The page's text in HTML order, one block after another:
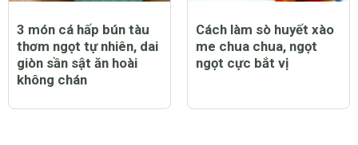
3 món cá hấp bún tàu
thơm ngọt tự nhiên, dai
giòn sần sật ăn hoài
không chán
Cách làm sò huyết xào
me chua chua, ngọt
ngọt cực bắt vị